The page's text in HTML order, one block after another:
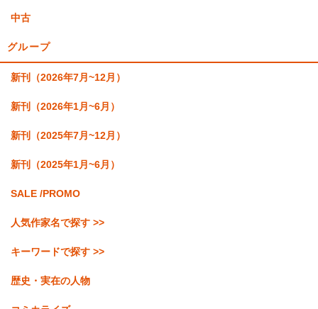
中古
グループ
新刊（2026年7月~12月）
新刊（2026年1月~6月）
新刊（2025年7月~12月）
新刊（2025年1月~6月）
SALE /PROMO
人気作家名で探す >>
キーワードで探す >>
歴史・実在の人物